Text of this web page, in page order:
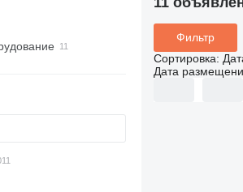
машины
Фильтр
Сортировка:
Дата